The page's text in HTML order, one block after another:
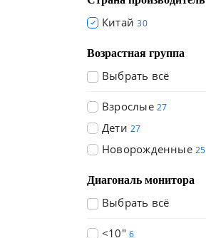
Китай 30
Возрастная группа
Выбрать всё
Взрослые 27
Дети 27
Новорожденные 25
Диагональ монитора
Выбрать всё
<10" 6